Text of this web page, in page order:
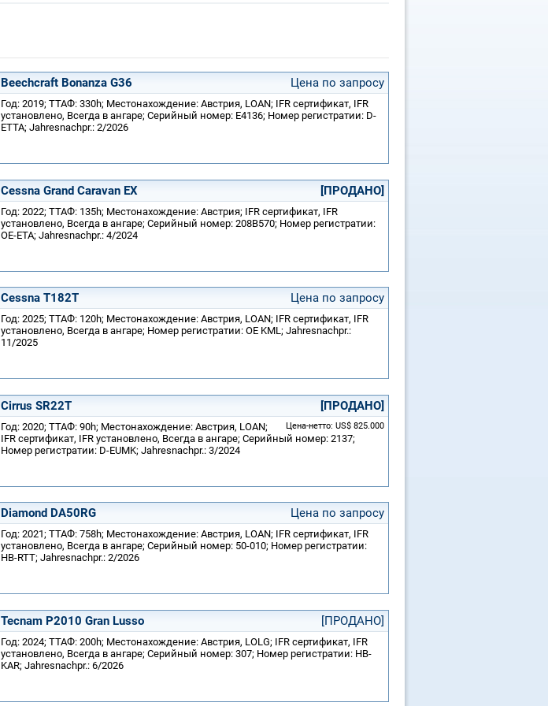
Beechcraft Bonanza G36 Цена по запросу
Год: 2019; ТТАФ: 330h; Местонахождение: Австрия, LOAN; IFR сертификат, IFR
установлено, Всегда в ангаре; Серийный номер: E4136; Номер регистратии: D-
ETTA; Jahresnachpr.: 2/2026
Cessna Grand Caravan EX [ПРОДАНО]
Год: 2022; ТТАФ: 135h; Местонахождение: Австрия; IFR сертификат, IFR
установлено, Всегда в ангаре; Серийный номер: 208B570; Номер регистратии:
OE-ETA; Jahresnachpr.: 4/2024
Cessna T182T Цена по запросу
Год: 2025; ТТАФ: 120h; Местонахождение: Австрия, LOAN; IFR сертификат, IFR
установлено, Всегда в ангаре; Номер регистратии: OE KML; Jahresnachpr.:
11/2025
Cirrus SR22T [ПРОДАНО]
Цена-нетто: US$ 825.000
Год: 2020; ТТАФ: 90h; Местонахождение: Австрия, LOAN;
IFR сертификат, IFR установлено, Всегда в ангаре; Серийный номер: 2137;
Номер регистратии: D-EUMK; Jahresnachpr.: 3/2024
Diamond DA50RG Цена по запросу
Год: 2021; ТТАФ: 758h; Местонахождение: Австрия, LOAN; IFR сертификат, IFR
установлено, Всегда в ангаре; Серийный номер: 50-010; Номер регистратии:
HB-RTT; Jahresnachpr.: 2/2026
Tecnam P2010 Gran Lusso [ПРОДАНО]
Год: 2024; ТТАФ: 200h; Местонахождение: Австрия, LOLG; IFR сертификат, IFR
установлено, Всегда в ангаре; Серийный номер: 307; Номер регистратии: HB-
KAR; Jahresnachpr.: 6/2026